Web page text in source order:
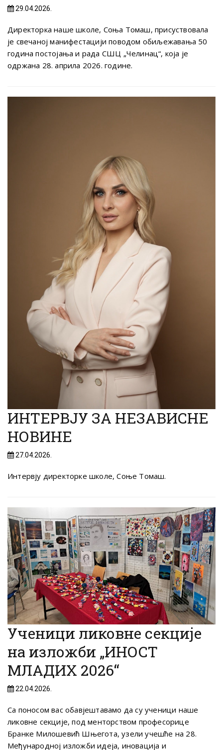
29.04.2026.
Директорка наше школе, Соња Томаш, присуствовала
је свечаној манифестацији поводом обиљежавања 50
година постојања и рада СШЦ „Челинац“, која је
одржана 28. априла 2026. године.
ИНТЕРВЈУ ЗА НЕЗАВИСНЕ
НОВИНЕ
27.04.2026.
Интервју директорке школе, Соње Томаш.
Ученици ликовне секције
на изложби „ИНОСТ
МЛАДИХ 2026“
22.04.2026.
Са поносом вас обавјештавамо да су ученици наше
ликовне секције, под менторством професорице
Бранке Милошевић Шњегота, узели учешће на 28.
Међународној изложби идеја, иновација и